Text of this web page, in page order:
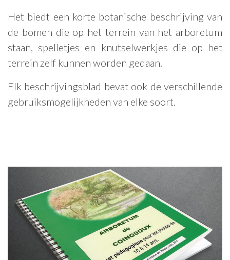
Het biedt een korte botanische beschrijving van
de bomen die op het terrein van het arboretum
staan, spelletjes en knutselwerkjes die op het
terrein zelf kunnen worden gedaan.
Elk beschrijvingsblad bevat ook de verschillende
gebruiksmogelijkheden van elke soort.